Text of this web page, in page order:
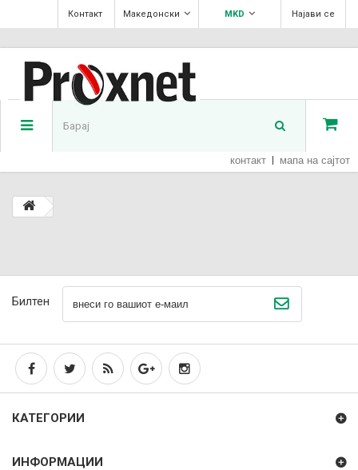
Најави се
MKD
Македонски
Контакт
контакт мапа на сајтот
Билтен
КАТЕГОРИИ
ИНФОРМАЦИИ